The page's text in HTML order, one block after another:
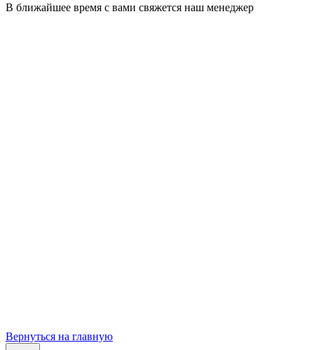
В ближайшее время с вами свяжется наш менеджер
Вернуться на главную